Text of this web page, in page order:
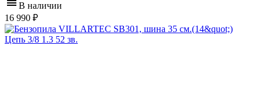
В наличии
16 990